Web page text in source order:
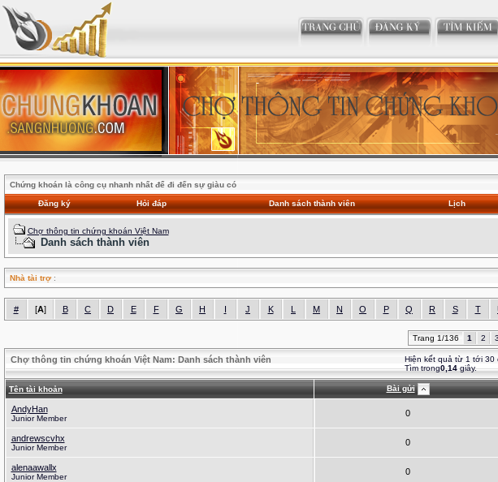
Chứng khoán là công cụ nhanh nhất để đi đến sự giàu có
Đăng ký Hỏi đáp Danh sách thành viên Lịch
Chợ thông tin chứng khoán Việt Nam
Danh sách thành viên
Nhà tài trợ:
# [A] B C D E F G H I J K L M N O P Q R S T
Trang 1/136 1 2 3
Hiện kết quả từ 1 tới 30
Tìm trong0,14giây.
Chợ thông tin chứng khoán Việt Nam: Danh sách thành viên
Tên tài khoản Bài gửi
AndyHan
Junior Member
0
andrewscvhx
Junior Member
0
alenaawallx
Junior Member
0